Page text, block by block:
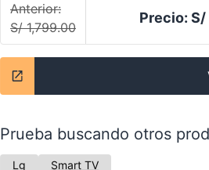
Anterior:
S/ 1,799.00
Precio: S/
Prueba buscando otros
Lg Smart TV